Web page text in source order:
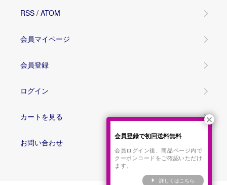
RSS / ATOM
会員マイページ
会員登録
ログイン
カートを見る
お問い合わせ
会員登録で初回送料無料
会員ログイン後、商品ページ内で
クーポンコードをご確認いただけ
ます。
詳しくはこちら